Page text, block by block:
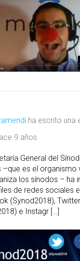
ha escrito una
9 años
General del
–que es el organismo
los sínodos – ha
de redes sociales
(Synod2018), Twitter
e Instagr […]